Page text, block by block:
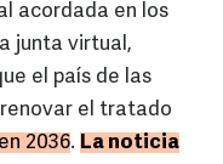
acordada en los
junta virtual,
el país de las
el tratado
2036. La noticia